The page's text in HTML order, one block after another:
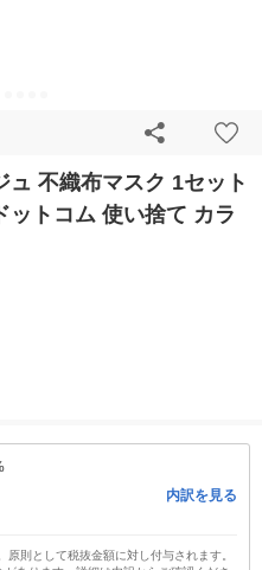
不織布マスク 1セット
ットコム 使い捨て カラ
内訳を見る
則として税抜金額に対し付与されます。